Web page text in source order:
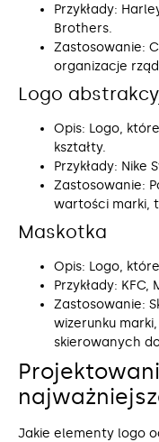
Przykłady:
Brothers.
Zastosowanie:
organizacje
Logo
Opis: Logo,
kształty.
Przykłady: Nike
Zastosowanie:
wartości marki,
Maskotka
Opis: Logo,
Przykłady: KFC,
Zastosowanie:
wizerunku
skierowanych
Jakie elementy logo